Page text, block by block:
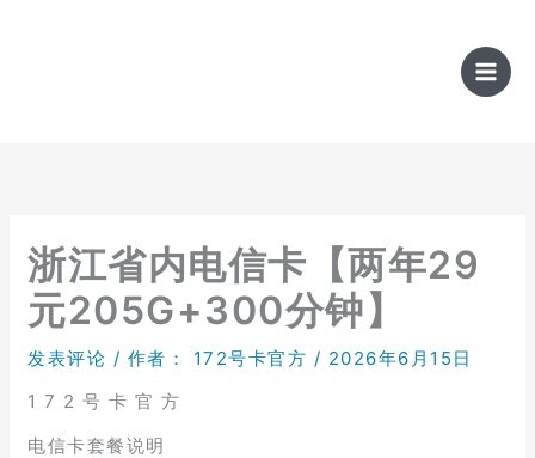
浙江省内电信卡【两年29
元205G+300分钟】
发表评论 / 作者： 172号卡官方 / 2026年6月15日
1 7 2 号 卡 官 方
电信卡套餐说明